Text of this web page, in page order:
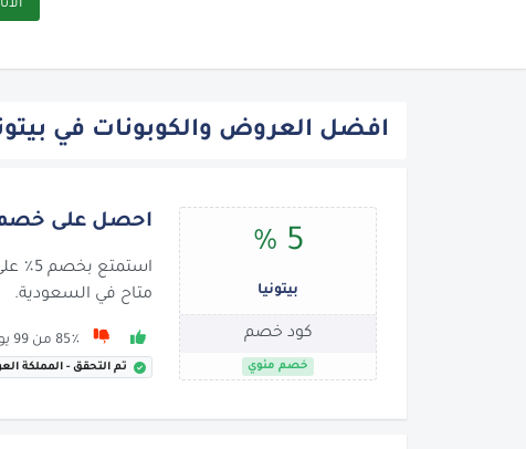
افضل العروض والكوبونات في
5 %
بيتونيا
كود خصم
خصم مئوي
احصل على خصم 5٪ على كل
متاح في السعودية.
85٪ من 99 يوصون بها
تم التحقق - المملكة